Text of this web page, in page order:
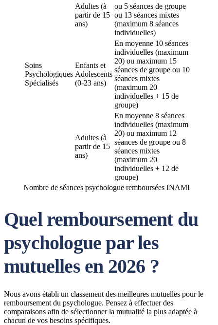
Adultes (à
partir de 15
ans)
ou 5 séances de groupe
ou 13 séances mixtes
(maximum 8 séances
individuelles)
Soins
Psychologiques
Spécialisés
Enfants et
Adolescents
(0-23 ans)
En moyenne 10 séances
individuelles (maximum
20) ou maximum 15
séances de groupe ou 10
séances mixtes
(maximum 20
individuelles + 15 de
groupe)
Adultes (à
partir de 15
ans)
En moyenne 8 séances
individuelles (maximum
20) ou maximum 12
séances de groupe ou 8
séances mixtes
(maximum 20
individuelles + 12 de
groupe)
Nombre de séances psychologue remboursées INAMI
Quel remboursement du
psychologue par les
mutuelles en 2026 ?
Nous avons établi un classement des meilleures mutuelles pour le
remboursement du psychologue. Pensez à effectuer des
comparaisons afin de sélectionner la mutualité la plus adaptée à
chacun de vos besoins spécifiques.